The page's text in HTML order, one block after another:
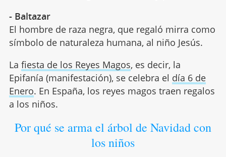
- Baltazar
El hombre de raza negra, que regaló mirra como
símbolo de naturaleza humana, al niño Jesús.
La fiesta de los Reyes Magos, es decir, la
Epifanía (manifestación), se celebra el día 6 de
Enero. En España, los reyes magos traen regalos
a los niños.
Por qué se arma el árbol de Navidad con
los niños